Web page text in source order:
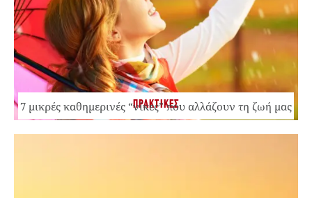
ΠΡΑΚΤΙΚΕΣ
7 μικρές καθημερινές “νίκες” που αλλάζουν τη ζωή μας